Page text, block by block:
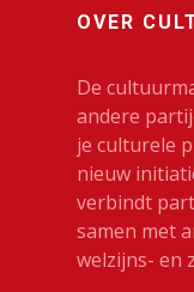
OVER
De
andere
je culturele
nieuw
verbindt
samen met
welzijns- en